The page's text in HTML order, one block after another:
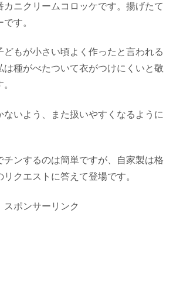
カニクリームコロッケです。揚げたて
す。
どもが小さい頃よく作ったと言われる
は種がべたついて衣がつけにくいと敬
ないよう、また扱いやすくなるように
チンするのは簡単ですが、自家製は格
クエストに答えて登場です。
スポンサーリンク